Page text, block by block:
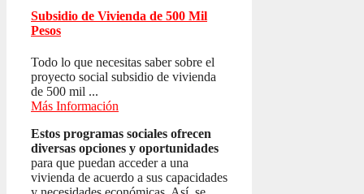
Subsidio de Vivienda de 500 Mil
Pesos
Todo lo que necesitas saber sobre el
proyecto social subsidio de vivienda
de 500 mil ...
Más Información
Estos programas sociales ofrecen
diversas opciones y oportunidades
para que puedan acceder a una
vivienda de acuerdo a sus capacidades